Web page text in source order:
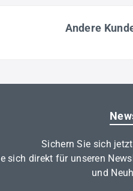
Andere
Sichern Sie sich
sich direkt für unseren
und